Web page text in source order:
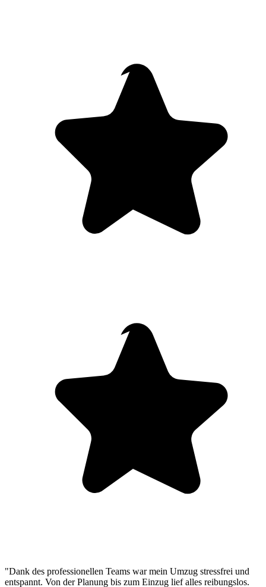
"Dank des professionellen Teams war mein Umzug stressfrei und
entspannt. Von der Planung bis zum Einzug lief alles reibungslos.